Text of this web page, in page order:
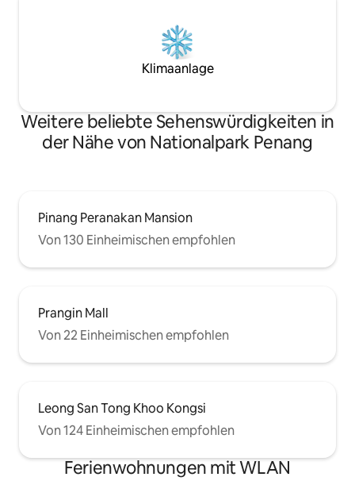
Klimaanlage
Weitere beliebte Sehenswürdigkeiten in
der Nähe von Nationalpark Penang
Pinang Peranakan Mansion
Von 130 Einheimischen empfohlen
Prangin Mall
Von 22 Einheimischen empfohlen
Leong San Tong Khoo Kongsi
Von 124 Einheimischen empfohlen
Ferienwohnungen mit WLAN